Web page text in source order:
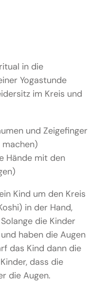
in die
Yogastunde
im Kreis und
und Zeigefinger
machen)
Hände mit den
Kind um den Kreis
in der Hand,
die Kinder
haben die Augen
das Kind dann die
dass die
die Augen.